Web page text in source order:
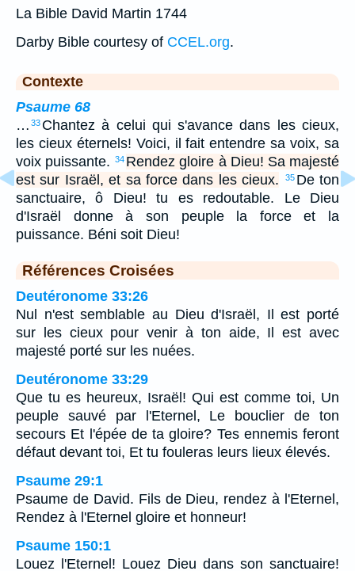
La Bible David Martin 1744
Darby Bible courtesy of CCEL.org.
Contexte
Psaume 68
… 33 Chantez à celui qui s'avance dans les cieux,
les cieux éternels! Voici, il fait entendre sa voix, sa
voix puissante.
34 Rendez gloire à Dieu! Sa majesté
est sur Israël, et sa force dans les cieux.
35 De ton
sanctuaire, ô Dieu! tu es redoutable. Le Dieu
d'Israël donne à son peuple la force et la
puissance. Béni soit Dieu!
Références Croisées
Deutéronome 33:26
Nul n'est semblable au Dieu d'Israël, Il est porté
sur les cieux pour venir à ton aide, Il est avec
majesté porté sur les nuées.
Deutéronome 33:29
Que tu es heureux, Israël! Qui est comme toi, Un
peuple sauvé par l'Eternel, Le bouclier de ton
secours Et l'épée de ta gloire? Tes ennemis feront
défaut devant toi, Et tu fouleras leurs lieux élevés.
Psaume 29:1
Psaume de David. Fils de Dieu, rendez à l'Eternel,
Rendez à l'Eternel gloire et honneur!
Psaume 150:1
Louez l'Eternel! Louez Dieu dans son sanctuaire!